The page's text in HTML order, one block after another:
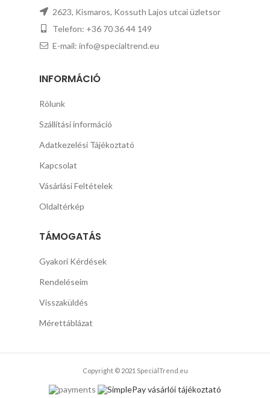
2623, Kismaros, Kossuth Lajos utcai üzletsor
Telefon: +36 70 36 44 149
E-mail: info@specialtrend.eu
INFORMÁCIÓ
Rólunk
Szállítási információ
Adatkezelési Tájékoztató
Kapcsolat
Vásárlási Feltételek
Oldaltérkép
TÁMOGATÁS
Gyakori Kérdések
Rendeléseim
Visszaküldés
Mérettáblázat
Copyright © 2021 SpeciálTrend.eu